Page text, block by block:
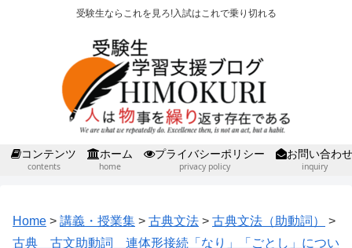
受験生ならこれを見ろ!入試はこれで乗り切れる
コンテンツ
contents
ホーム
home
プライバシーポリシー
privacy policy
お問い合わせ
inquiry
Home > 講義・授業集 > 古典文法 > 古典文法（助動詞）
>
古典 古文助動詞 連体形接続「なり」「ごとし」につい